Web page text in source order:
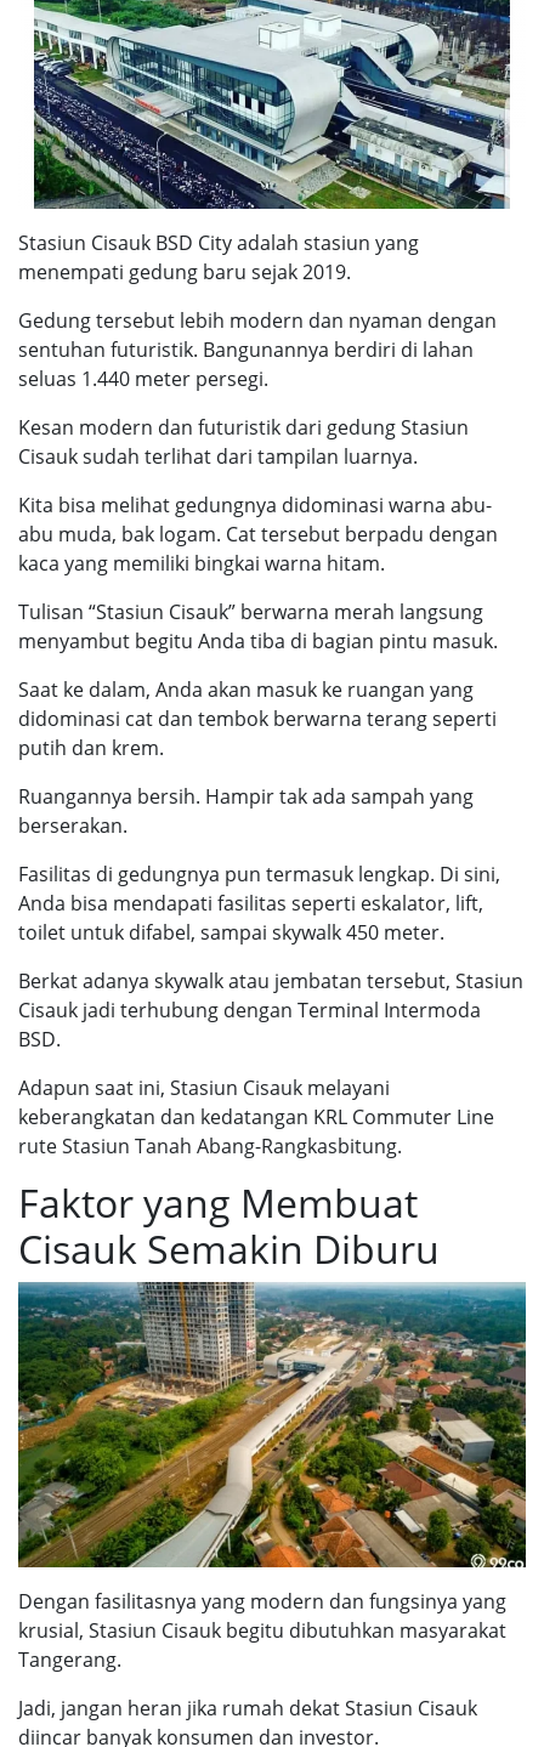
Stasiun Cisauk BSD City adalah stasiun yang
menempati gedung baru sejak 2019.
Gedung tersebut lebih modern dan nyaman dengan
sentuhan futuristik. Bangunannya berdiri di lahan
seluas 1.440 meter persegi.
Kesan modern dan futuristik dari gedung Stasiun
Cisauk sudah terlihat dari tampilan luarnya.
Kita bisa melihat gedungnya didominasi warna abu-
abu muda, bak logam. Cat tersebut berpadu dengan
kaca yang memiliki bingkai warna hitam.
Tulisan “Stasiun Cisauk” berwarna merah langsung
menyambut begitu Anda tiba di bagian pintu masuk.
Saat ke dalam, Anda akan masuk ke ruangan yang
didominasi cat dan tembok berwarna terang seperti
putih dan krem.
Ruangannya bersih. Hampir tak ada sampah yang
berserakan.
Fasilitas di gedungnya pun termasuk lengkap. Di sini,
Anda bisa mendapati fasilitas seperti eskalator, lift,
toilet untuk difabel, sampai skywalk 450 meter.
Berkat adanya skywalk atau jembatan tersebut, Stasiun
Cisauk jadi terhubung dengan Terminal Intermoda
BSD.
Adapun saat ini, Stasiun Cisauk melayani
keberangkatan dan kedatangan KRL Commuter Line
rute Stasiun Tanah Abang-Rangkasbitung.
Faktor yang Membuat
Cisauk Semakin Diburu
Dengan fasilitasnya yang modern dan fungsinya yang
krusial, Stasiun Cisauk begitu dibutuhkan masyarakat
Tangerang.
Jadi, jangan heran jika rumah dekat Stasiun Cisauk
diincar banyak konsumen dan investor.